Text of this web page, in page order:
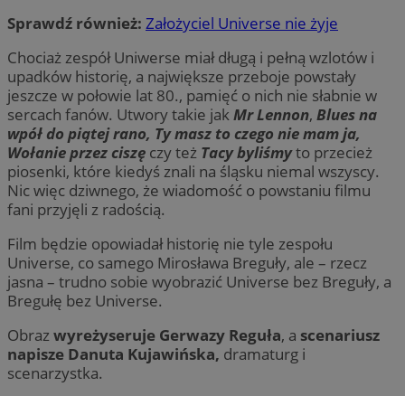
Sprawdź również: Założyciel Universe nie żyje
Chociaż zespół Uniwerse miał długą i pełną wzlotów i
upadków historię, a największe przeboje powstały
jeszcze w połowie lat 80., pamięć o nich nie słabnie w
sercach fanów. Utwory takie jakMr Lennon, Blues na
wpół do piątej rano, Ty masz to czego nie mam ja,
Wołanie przez ciszę czy też Tacy byliśmyto przecież
piosenki, które kiedyś znali na śląsku niemal wszyscy.
Nic więc dziwnego, że wiadomość o powstaniu filmu
fani przyjęli z radością.
Film będzie opowiadał historię nie tyle zespołu
Universe, co samego Mirosława Breguły, ale – rzecz
jasna – trudno sobie wyobrazić Universe bez Breguły, a
Bregułę bez Universe.
Obrazwyreżyseruje Gerwazy Reguła, a scenariusz
napisze Danuta Kujawińska, dramaturg i
scenarzystka.